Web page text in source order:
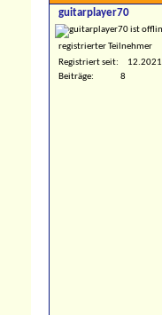
guitarplayer70
registrierter Teilnehmer
Registriert seit
12.2021
Beiträge
8